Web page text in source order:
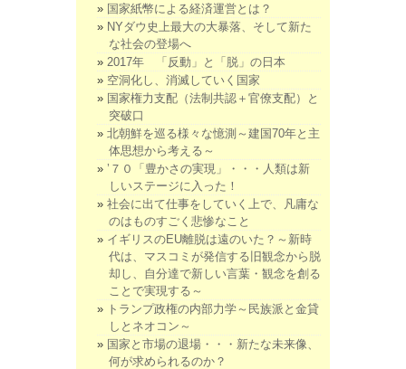
国家紙幣による経済運営とは？
NYダウ史上最大の大暴落、そして新た
な社会の登場へ
2017年 「反動」と「脱」の日本
空洞化し、消滅していく国家
国家権力支配（法制共認＋官僚支配）と
突破口
北朝鮮を巡る様々な憶測～建国70年と主
体思想から考える～
’７０「豊かさの実現」・・・人類は新
しいステージに入った！
社会に出て仕事をしていく上で、凡庸な
のはものすごく悲惨なこと
イギリスのEU離脱は遠のいた？～新時
代は、マスコミが発信する旧観念から脱
却し、自分達で新しい言葉・観念を創る
ことで実現する～
トランプ政権の内部力学～民族派と金貸
しとネオコン～
国家と市場の退場・・・新たな未来像、
何が求められるのか？